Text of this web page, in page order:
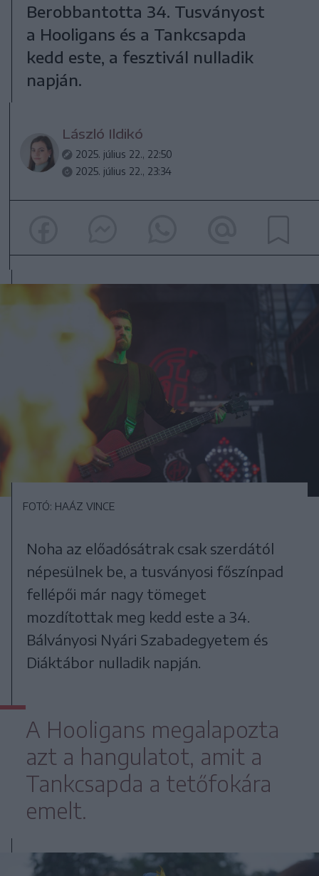
Berobbantotta 34. Tusványost
a Hooligans és a Tankcsapda
kedd este, a fesztivál nulladik
napján.
László Ildikó
2025. július 22., 22:50
2025. július 22., 23:34
FOTÓ: HAÁZ VINCE
Noha az előadósátrak csak szerdától
népesülnek be, a tusványosi főszínpad
fellépői már nagy tömeget
mozdítottak meg kedd este a 34.
Bálványosi Nyári Szabadegyetem és
Diáktábor nulladik napján.
A Hooligans megalapozta
azt a hangulatot, amit a
Tankcsapda a tetőfokára
emelt.